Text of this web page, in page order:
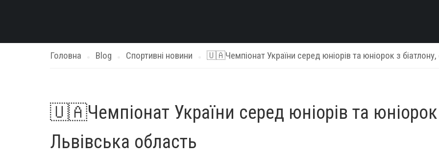
Головна Blog Спортивні новини 🇺🇦Чемпіонат України серед юніорів та юніорок з біатлону,
🇺🇦Чемпіонат України серед юніорів та юніорок
Львівська область